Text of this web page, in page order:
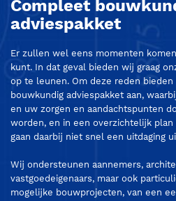
Compleet
adviespakket
Er zullen wel eens momenten
kunt. In dat geval bieden wij graag
op te leunen. Om deze reden
bouwkundig adviespakket aan,
en uw zorgen en aandachtspunten
worden, en in een overzichtelijk plan
gaan daarbij niet snel een uitdaging
Wij ondersteunen aannemers,
vastgoedeigenaars, maar ook
mogelijke bouwprojecten, van een